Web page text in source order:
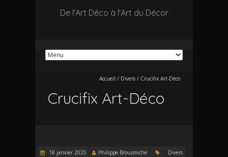
De l'Art Déco à l'Art du Décor
Accueil / Divers / Crucifix Art-Déco
Crucifix Art-Déco
18 janvier 2025 Philippe Brousmiche Divers